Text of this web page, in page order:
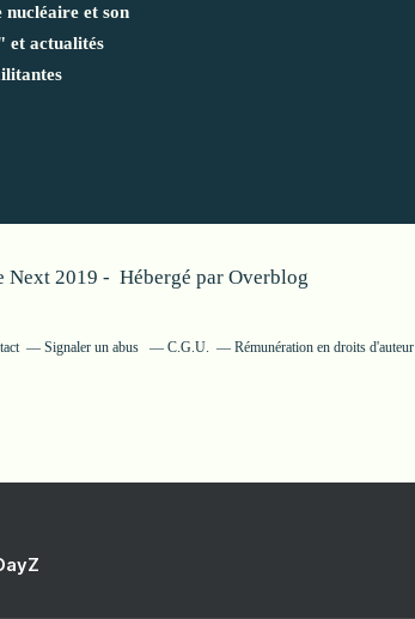
et son
et actualités
Next 2019 - Hébergé par Overblog
Signaler un abus C.G.U. Rémunération en droits d'auteur